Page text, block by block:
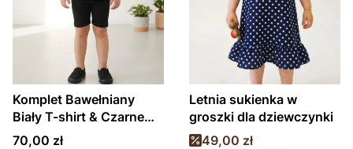
Komplet Bawełniany
Biały T-shirt & Czarne
Prążkowane Kolarki
Cena
70,00 zł
Letnia sukienka w
groszki dla dziewczynki
Cena promocyjna
49,00 zł